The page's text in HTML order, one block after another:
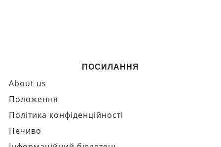
ПОСИЛАННЯ
About us
Положення
Політика конфіденційності
Печиво